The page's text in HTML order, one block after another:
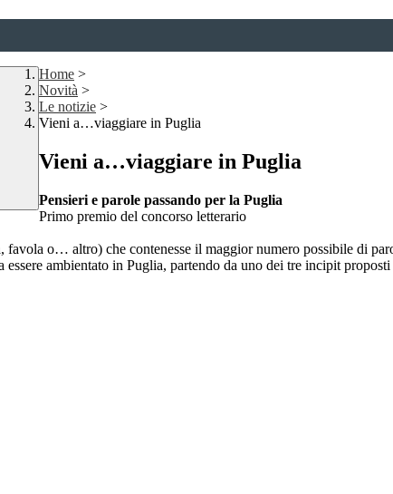
Home >
Novità >
Le notizie >
Vieni a…viaggiare in Puglia
Vieni a…viaggiare in Puglia
Pensieri e parole passando per la Puglia
Primo premio del concorso letterario
o… altro) che contenesse il maggior numero possibile di
ambientato in Puglia, partendo da uno dei tre incipit proposti